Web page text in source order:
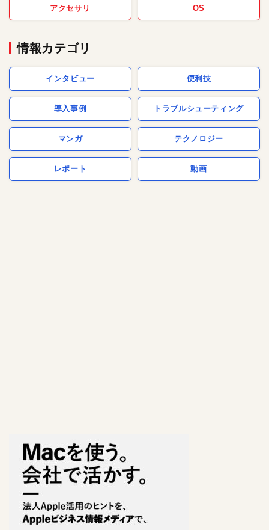
アクセサリ OS
情報カテゴリ
インタビュー 便利技
導入事例 トラブルシューティング
マンガ テクノロジー
レポート 動画